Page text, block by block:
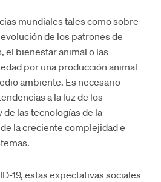
mundiales tales como sobre
de los patrones de
el bienestar animal o las
por una producción animal
ambiente. Es necesario
a la luz de los
las tecnologías de la
la creciente complejidad e
19, estas expectativas sociales